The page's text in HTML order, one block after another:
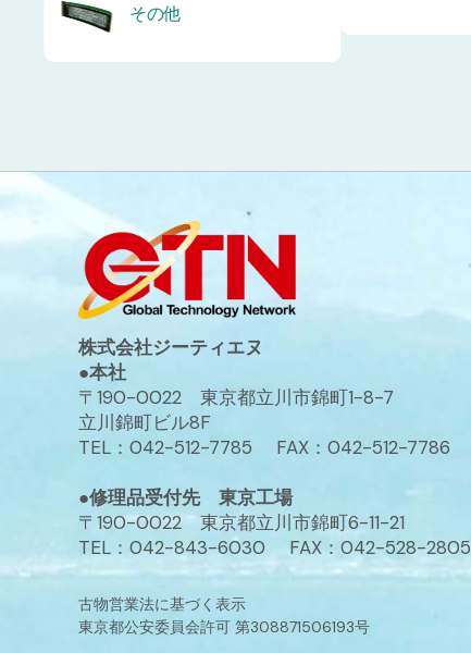
その他
株式会社ジーティエヌ
●本社
〒190-0022 東京都立川市錦町1-8-7
立川錦町ビル8F
TEL：042-512-7785 FAX：042-512-7786
●修理品受付先 東京工場
〒190-0022 東京都立川市錦町6-11-21
TEL：042-843-6030 FAX：042-528-2805
古物営業法に基づく表示
東京都公安委員会許可 第308871506193号